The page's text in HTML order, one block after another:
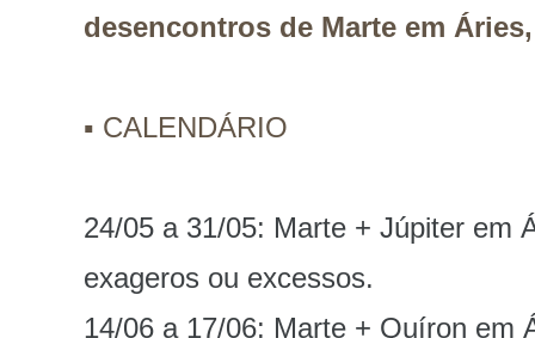
desencontros de Marte em
▪️ CALENDÁRIO
24/05 a 31/05: Marte + Júpiter em
exageros ou excessos.
14/06 a 17/06: Marte + Quíron em